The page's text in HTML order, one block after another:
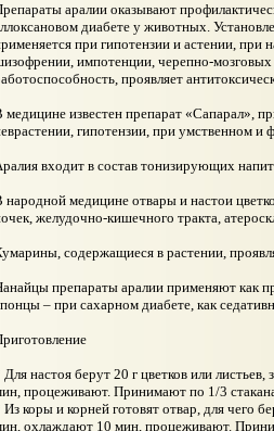
аралии оказывают
диабете у животных.
при гипотензии и астении, при
импотенции, черепно-
проявляет
медицине известен препарат «Сапарал»,
гипотензии, при умственном и
входит в состав тонизирующих
народной медицине отвары и настои
желудочно-кишечного тракта,
содержащиеся в растении,
препараты аралии применяют как
– при сахарном диабете, как
настоя берут 20 г цветков или
процеживают. Принимают по 1/3
коры и корней готовят отвар, для чего
охлаждают 10 мин, процеживают.